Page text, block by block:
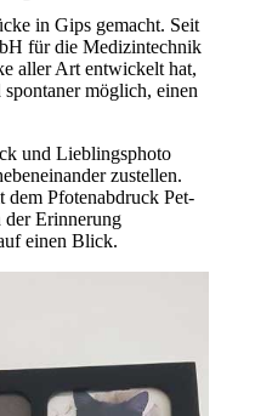
in Gips gemacht. Seit
für die Medizintechnik
aller Art entwickelt hat,
möglich, einen
und Lieblingsphoto
zustellen.
Pfotenabdruck Pet-
der Erinnerung
einen Blick.